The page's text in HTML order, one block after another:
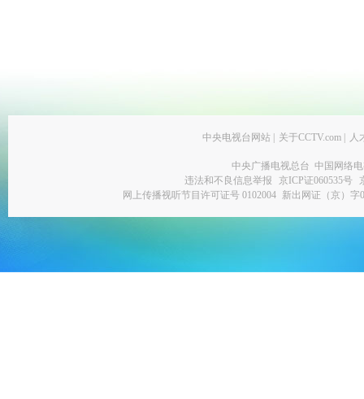
中央电视台网站 关于CCTV.com 人
中央广播电视总台 中国网络
违法和不良信息举报
京ICP证060535号
网上传播视听节目许可证号 0102004 新出网证（京）